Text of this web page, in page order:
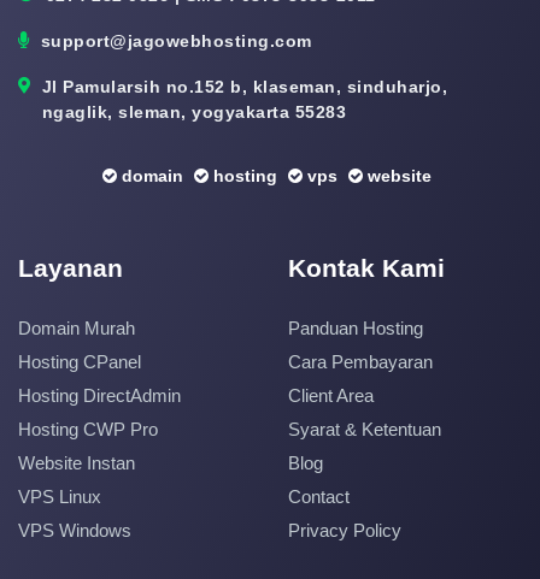
support@jagowebhosting.com
Jl Pamularsih no.152 b, klaseman, sinduharjo,
ngaglik, sleman, yogyakarta 55283
domain hosting vps website
Layanan
Domain Murah
Hosting CPanel
Hosting DirectAdmin
Hosting CWP Pro
Website Instan
VPS Linux
VPS Windows
Kontak Kami
Panduan Hosting
Cara Pembayaran
Client Area
Syarat & Ketentuan
Blog
Contact
Privacy Policy